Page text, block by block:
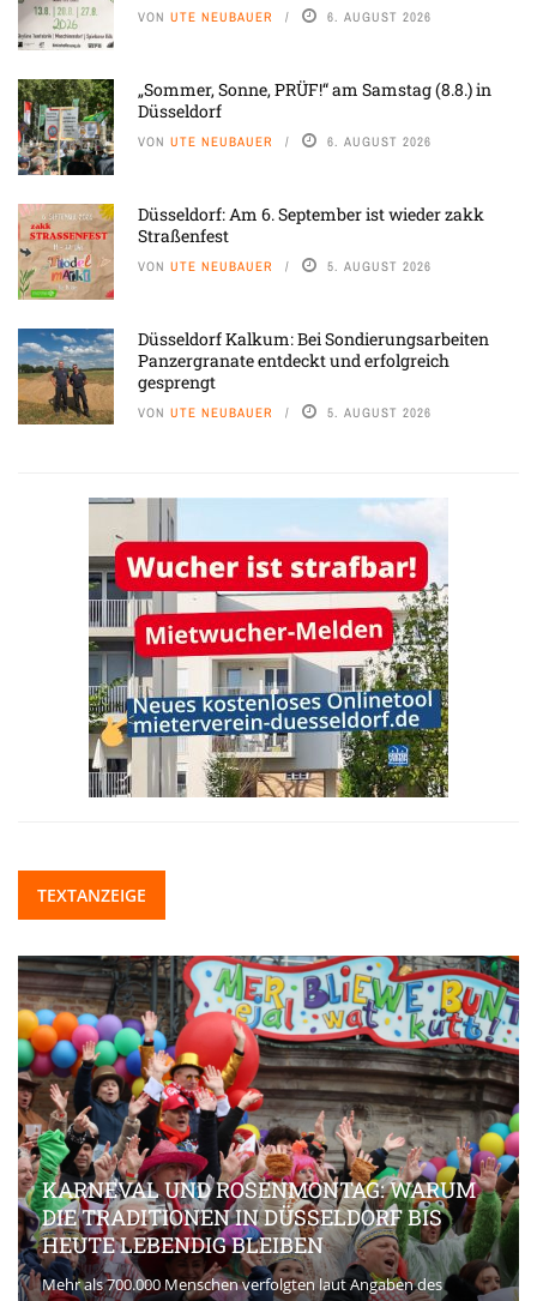
VON UTE NEUBAUER 6. AUGUST 2026
„Sommer, Sonne, PRÜF!“ am Samstag (8.8.) in
Düsseldorf
VON UTE NEUBAUER 6. AUGUST 2026
Düsseldorf: Am 6. September ist wieder zakk
Straßenfest
VON UTE NEUBAUER 5. AUGUST 2026
Düsseldorf Kalkum: Bei Sondierungsarbeiten
Panzergranate entdeckt und erfolgreich
gesprengt
VON UTE NEUBAUER 5. AUGUST 2026
TEXTANZEIGE
KARNEVAL UND ROSENMONTAG: WARUM
DIE TRADITIONEN IN DÜSSELDORF BIS
HEUTE LEBENDIG BLEIBEN
Mehr als 700.000 Menschen verfolgten laut Angaben des